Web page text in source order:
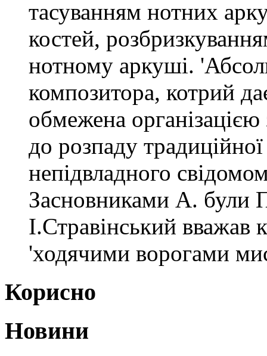
тасуванням нотних
костей,
нотному аркуші.
композитора, котрий
обмежена
до розпаду
непідвладного
Засновниками А. були
І.Стравінський вважав
'ходячими ворогами
Корисно
Новини